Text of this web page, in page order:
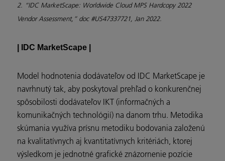
2. “IDC MarketScape: Worldwide Cloud MPS Hardcopy 2022
Vendor Assessment,” doc #US47337721, Jan 2022.
| IDC MarketScape |
Model hodnotenia dodávateľov od IDC MarketScape je
navrhnutý tak, aby poskytoval prehľad o konkurenčnej
spôsobilosti dodávateľov IKT (informačných a
komunikačných technológií) na danom trhu. Metodika
skúmania využíva prísnu metodiku bodovania založenú
na kvalitatívnych aj kvantitatívnych kritériách, ktorej
výsledkom je jednotné grafické znázornenie pozície